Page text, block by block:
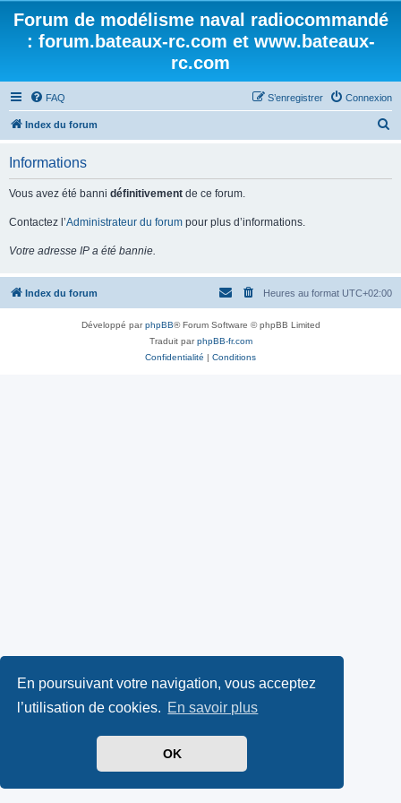
En poursuivant votre navigation, vous acceptez
l’utilisation de cookies. En savoir plus
OK
Forum de modélisme naval radiocommandé
: forum.bateaux-rc.com et www.bateaux-
rc.com
FAQ Connexion
S’enregistrer
Index du forum
e
Informations
Vous avez été banni définitivement de ce forum.
Contactez l’Administrateur du forum pour plus d’informations.
Votre adresse IP a été bannie.
Index du forum Heures au format UTC+02:00
Développé parphpBB® Forum Software © phpBB Limited
Traduit parphpBB-fr.com
Confidentialité | Conditions